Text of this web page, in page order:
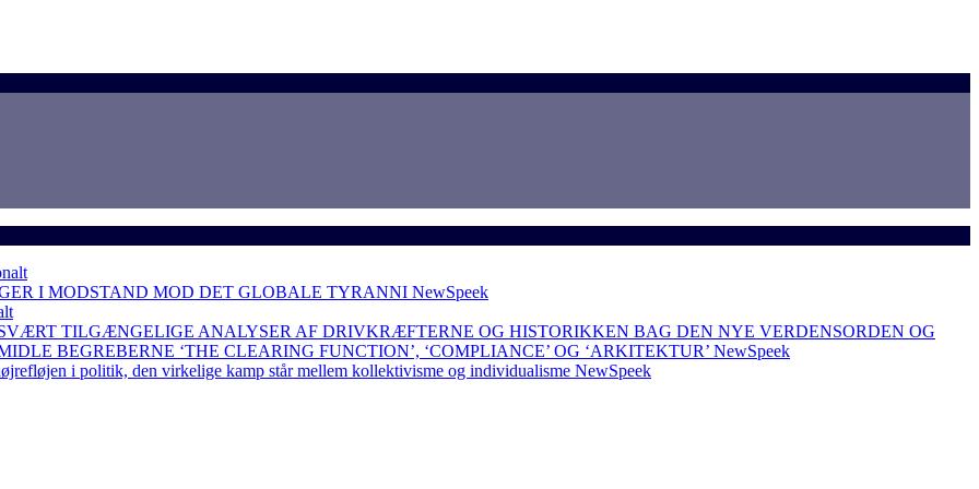
I MODSTAND MOD DET GLOBALE TYRANNI NewSpeek
TILGÆNGELIGE ANALYSER AF DRIVKRÆFTERNE OG HISTORIKKEN BAG DEN NYE VERDENSORDEN OG
BEGREBERNE ‘THE CLEARING FUNCTION’, ‘COMPLIANCE’ OG ‘ARKITEKTUR’ NewSpeek
i politik, den virkelige kamp står mellem kollektivisme og individualisme NewSpeek